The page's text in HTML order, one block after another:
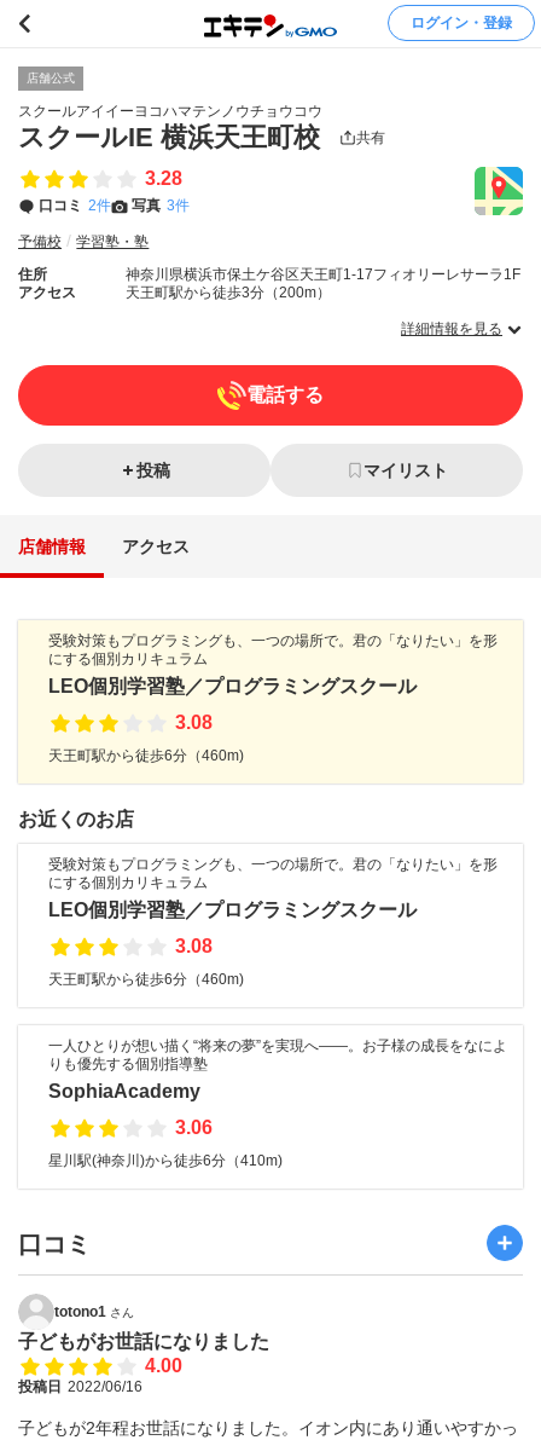
ログイン・登録
店舗公式
スクールアイイーヨコハマテンノウチョウコウ
スクールIE 横浜天王町校 共有
3.28
口コミ 2件 写真 3件
予備校
学習塾・塾
住所
神奈川県横浜市保土ケ谷区天王町1-17フィオリーレサーラ1F
アクセス
天王町駅から徒歩3分（200m）
詳細情報を見る
電話する
投稿 マイリスト
店舗情報 アクセス
受験対策もプログラミングも、一つの場所で。君の「なりたい」を形
にする個別カリキュラム
LEO個別学習塾／プログラミングスクール
3.08
天王町駅から徒歩6分（460m)
お近くのお店
受験対策もプログラミングも、一つの場所で。君の「なりたい」を形
にする個別カリキュラム
LEO個別学習塾／プログラミングスクール
3.08
天王町駅から徒歩6分（460m)
一人ひとりが想い描く“将来の夢”を実現へ――。お子様の成長をなによ
りも優先する個別指導塾
SophiaAcademy
3.06
星川駅(神奈川)から徒歩6分（410m)
口コミ
totono1 さん
子どもがお世話になりました
4.00
投稿日 2022/06/16
子どもが2年程お世話になりました。イオン内にあり通いやすかっ